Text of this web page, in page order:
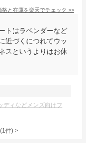
格と在庫を楽天でチェック >>
トはラベンダーなど
近づくにつれてウッ
スというよりはお休
ディなどメンズ向けフ
(1件) >